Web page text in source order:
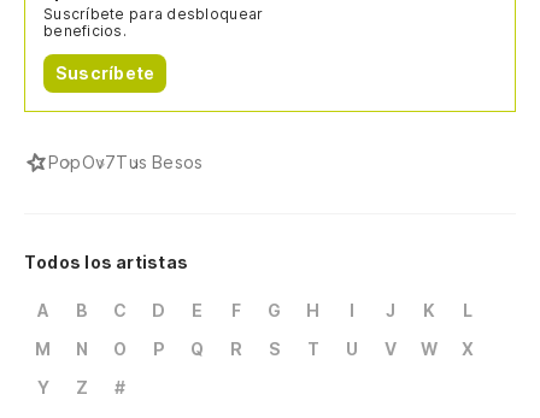
Suscríbete para desbloquear
beneficios.
Suscríbete
PopOv7Tus Besos
Todos los artistas
A B C D E F G H I J K
L
M
N O P Q R S T U V W
X
Y
Z #